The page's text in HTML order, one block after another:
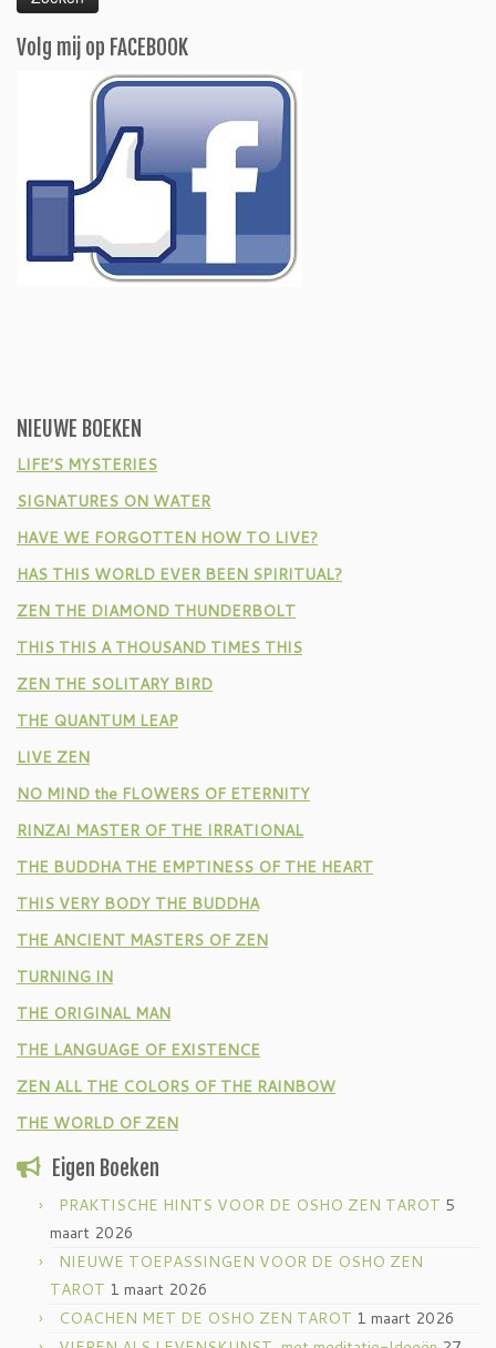
Volg mij op FACEBOOK
NIEUWE BOEKEN
LIFE’S MYSTERIES
SIGNATURES ON WATER
HAVE WE FORGOTTEN HOW TO LIVE?
HAS THIS WORLD EVER BEEN SPIRITUAL?
ZEN THE DIAMOND THUNDERBOLT
THIS THIS A THOUSAND TIMES THIS
ZEN THE SOLITARY BIRD
THE QUANTUM LEAP
LIVE ZEN
NO MIND the FLOWERS OF ETERNITY
RINZAI MASTER OF THE IRRATIONAL
THE BUDDHA THE EMPTINESS OF THE HEART
THIS VERY BODY THE BUDDHA
THE ANCIENT MASTERS OF ZEN
TURNING IN
THE ORIGINAL MAN
THE LANGUAGE OF EXISTENCE
ZEN ALL THE COLORS OF THE RAINBOW
THE WORLD OF ZEN
Eigen Boeken
PRAKTISCHE HINTS VOOR DE OSHO ZEN TAROT 5
maart 2026
NIEUWE TOEPASSINGEN VOOR DE OSHO ZEN
TAROT 1 maart 2026
COACHEN MET DE OSHO ZEN TAROT 1 maart 2026